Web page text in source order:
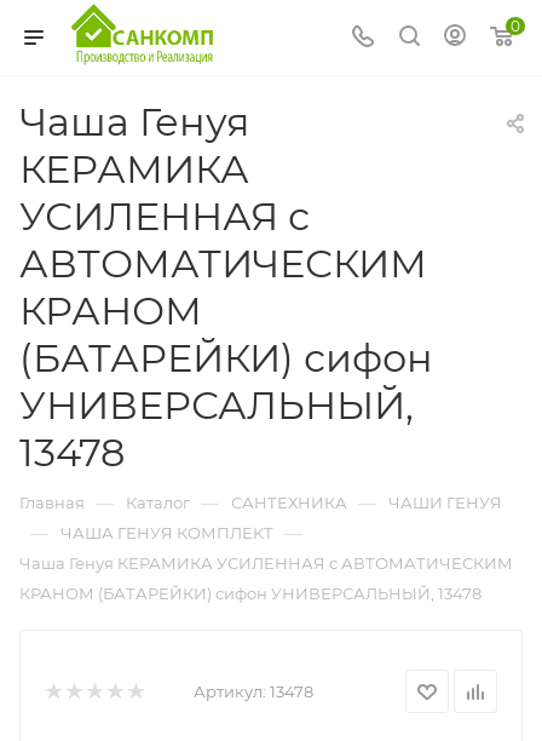
0
Чаша Генуя
КЕРАМИКА
УСИЛЕННАЯ с
АВТОМАТИЧЕСКИМ
КРАНОМ
(БАТАРЕЙКИ) сифон
УНИВЕРСАЛЬНЫЙ,
13478
Главная — Каталог — САНТЕХНИКА — ЧАШИ ГЕНУЯ
— ЧАША ГЕНУЯ КОМПЛЕКТ —
Чаша Генуя КЕРАМИКА УСИЛЕННАЯ с АВТОМАТИЧЕСКИМ
КРАНОМ (БАТАРЕЙКИ) сифон УНИВЕРСАЛЬНЫЙ, 13478
Артикул: 13478